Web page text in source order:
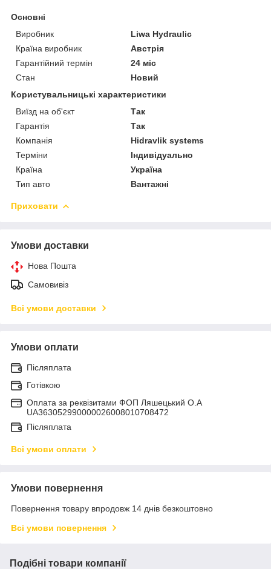
Основні
Виробник
Liwa Hydraulic
Країна виробник
Австрія
Гарантійний термін
24 міс
Стан
Новий
Користувальницькі характеристики
Виїзд на об'єкт
Так
Гарантія
Так
Компанія
Hidravlik sуstems
Терміни
Індивідуально
Країна
Україна
Тип авто
Вантажні
Приховати
Умови доставки
Нова Пошта
Самовивіз
Всі умови доставки
Умови оплати
Післяплата
Готівкою
Оплата за реквізитами ФОП Ляшецький О.А
UA363052990000026008010708472
Післяплата
Всі умови оплати
Умови повернення
Повернення товару впродовж 14 днів безкоштовно
Всі умови повернення
Подібні товари компанії